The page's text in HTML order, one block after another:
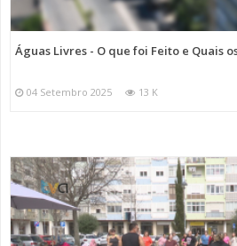
Águas Livres - O que foi Feito e Quais
04 Setembro 2025 13 K